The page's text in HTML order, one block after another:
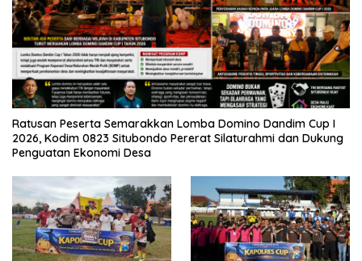
Ratusan Peserta Semarakkan Lomba Domino Dandim Cup I
2026, Kodim 0823 Situbondo Pererat Silaturahmi dan Dukung
Penguatan Ekonomi Desa